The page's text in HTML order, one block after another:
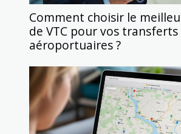
Comment choisir le
de VTC pour vos transferts
aéroportuaires ?